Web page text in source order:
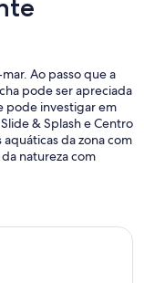
Ao passo que a
pode ser apreciada
pode investigar em
& Splash e Centro
aquáticas da zona com
natureza com